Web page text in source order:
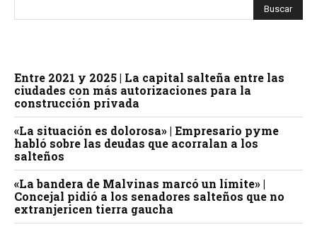
Entre 2021 y 2025 | La capital salteña entre las
ciudades con más autorizaciones para la
construcción privada
«La situación es dolorosa» | Empresario pyme
habló sobre las deudas que acorralan a los
salteños
«La bandera de Malvinas marcó un límite» |
Concejal pidió a los senadores salteños que no
extranjericen tierra gaucha